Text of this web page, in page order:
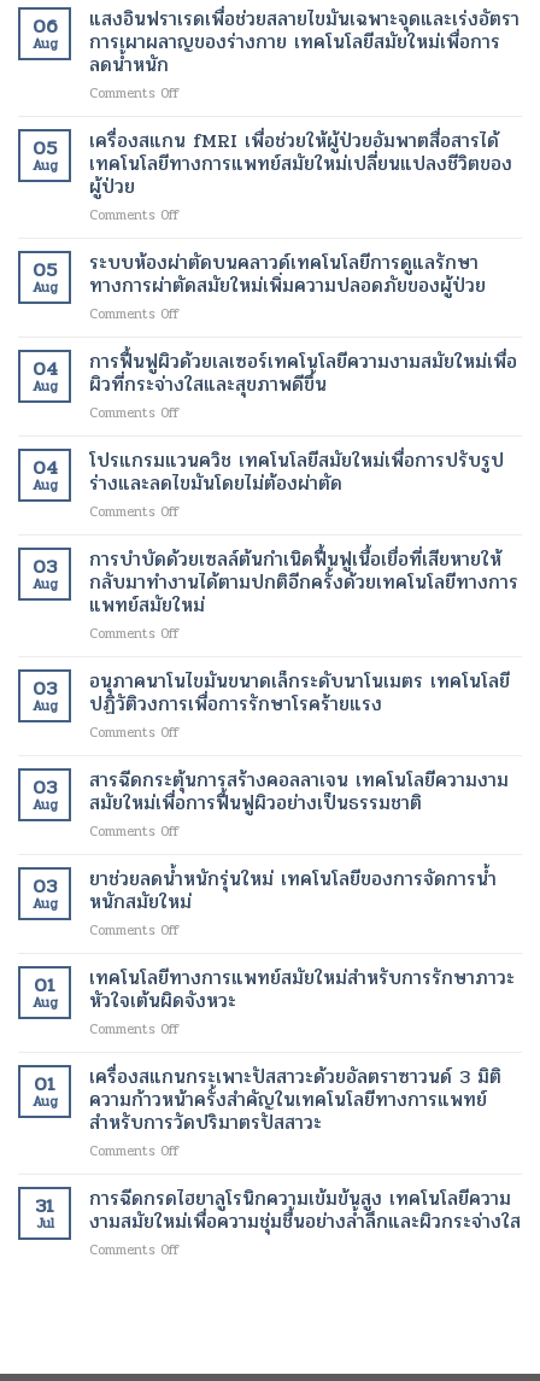
ใหม่
เพื่อ
เป้า
หมาย
มี
อะไร
บ้าง?
ไม่
ตัด
สาย
จาก
กัน
รักษา
เส้นเลือด
ขอด
ไม่
เทคโนโลยี
สมัย
ใหม่
ขา
สุขภาพ
ดี
และ
ขึ้น
06
Aug
แสงอินฟราเรดเพื่อช่วยสลายไขมันเฉพาะจุดและเร่งอัตรา
การเผาผลาญของร่างกาย เทคโนโลยีสมัยใหม่เพื่อการ
ลดน้ำหนัก
Comments Offon
อินฟราเรด
เพื่อ
ช่วย
ไข
เฉพาะ
จุด
และ
เร่ง
การ
เผา
เทคโนโลยี
สมัย
ใหม่
ลด
น้ำ
หนัก
05
Aug
เครื่องสแกน fMRI เพื่อช่วยให้ผู้ป่วยอัมพาตสื่อสารได้
เทคโนโลยีทางการแพทย์สมัยใหม่เปลี่ยนแปลงชีวิตของ
ผู้ป่วย
Comments Offon
สแกน
fMRI
เพื่อ
ช่วย
ผู้
ป่วย
เทคโนโลยี
ทางการ
เปลี่ยนแปลง
ชีวิต
ของ
ผู้
05
Aug
ระบบห้องผ่าตัดบนคลาวด์เทคโนโลยีการดูแลรักษา
ทางการผ่าตัดสมัยใหม่เพิ่มความปลอดภัยของผู้ป่วย
Comments Offon
ห้อง
ผ่าตัด
บน
คลา
เทคโนโลยี
การ
ผ่าตัด
สมัย
ใหม่
ของ
ผู้
ป่วย
04
Aug
การฟื้นฟูผิวด้วยเลเซอร์เทคโนโลยีความงามสมัยใหม่เพื่อ
ผิวที่กระจ่างใสและสุขภาพดีขึ้น
Comments Offon
ฟื้นฟู
ผิว
ด้วย
เลเซอร์
ความ
งาม
สมัย
ใหม่
เพื่อ
ที่
กระจ่าง
ดี
ขึ้น
04
Aug
โปรแกรมแวนควิช เทคโนโลยีสมัยใหม่เพื่อการปรับรูป
ร่างและลดไขมันโดยไม่ต้องผ่าตัด
Comments Offon
แก
รม
แวน
ควิช
เทคโนโลยี
ใหม่
เพื่อ
การ
ปรับ
ร่าง
และ
โดย
ไม่
ต้อง
03
Aug
การบำบัดด้วยเซลล์ต้นกำเนิดฟื้นฟูเนื้อเยื่อที่เสียหายให้
กลับมาทำงานได้ตามปกติอีกครั้งด้วยเทคโนโลยีทางการ
แพทย์สมัยใหม่
Comments Offon
บำบัด
ด้วย
เซลล์
ต้น
ฟื้นฟู
เนื้อเยื่อ
ให้
กลับ
ตาม
ปกติ
อีก
เทคโนโลยี
ทางการ
แพทย์
สมัย
03
Aug
อนุภาคนาโนไขมันขนาดเล็กระดับนาโนเมตร เทคโนโลยี
ปฏิวัติวงการเพื่อการรักษาโรคร้ายแรง
Comments Offon
นาโน
ไข
มัน
ขนาด
ระดับ
นาโน
วงการ
เพื่อ
ร้าย
แรง
03
Aug
สารฉีดกระตุ้นการสร้างคอลลาเจน เทคโนโลยีความงาม
สมัยใหม่เพื่อการฟื้นฟูผิวอย่างเป็นธรรมชาติ
Comments Offon
ฉีด
กระตุ้น
การ
สร้าง
ล
ลา
งาม
สมัย
ใหม่
ผิว
อย่าง
เป็น
03
Aug
ยาช่วยลดน้ำหนักรุ่นใหม่ เทคโนโลยีของการจัดการน้ำ
หนักสมัยใหม่
Comments Offon
ช่วย
ลด
น้ำ
หนัก
ใหม่
เทคโนโลยี
ของ
การ
จัดการ
หนัก
สมัย
01
Aug
เทคโนโลยีทางการแพทย์สมัยใหม่สำหรับการรักษาภาวะ
หัวใจเต้นผิดจังหวะ
Comments Offon
ทางการ
แพทย์
สมัย
ใหม่
สำหรับ
รักษา
ภาวะ
หัวใจ
เต้น
01
Aug
เครื่องสแกนกระเพาะปัสสาวะด้วยอัลตราซาวนด์ 3 มิติ
ความก้าวหน้าครั้งสำคัญในเทคโนโลยีทางการแพทย์
สำหรับการวัดปริมาตรปัสสาวะ
Comments Offon
สแกน
กระเพาะ
ปัสสาวะ
ด้วย
ความ
31
Jul
การฉีดกรดไฮยาลูโรนิกความเข้มข้นสูง เทคโนโลยีความ
งามสมัยใหม่เพื่อความชุ่มชื้นอย่างล้ำลึกและผิวกระจ่างใส
Comments Offon
ลู